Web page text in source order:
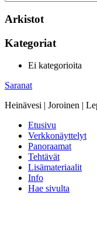
Arkistot
Kategoriat
Ei kategorioita
Saranat
Heinävesi | Joroinen |
Etusivu
Verkkonäyttelyt
Panoraamat
Tehtävät
Lisämateriaalit
Info
Hae sivulta